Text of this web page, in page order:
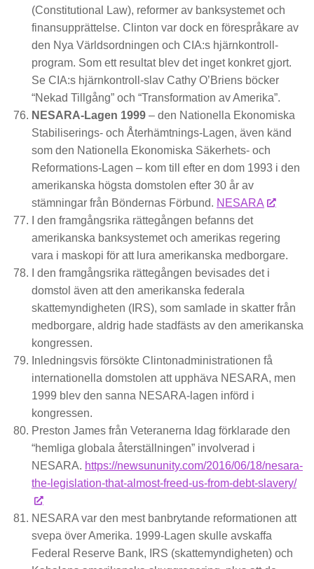
(Constitutional Law), reformer av banksystemet och
finansupprättelse. Clinton var dock en förespråkare av
den Nya Världsordningen och CIA:s hjärnkontroll-
program. Som ett resultat blev det inget konkret gjort.
Se CIA:s hjärnkontroll-slav Cathy O’Briens böcker
“Nekad Tillgång” och “Transformation av Amerika”.
NESARA-Lagen 1999 – den Nationella Ekonomiska
Stabiliserings- och Återhämtnings-Lagen, även känd
som den Nationella Ekonomiska Säkerhets- och
Reformations-Lagen – kom till efter en dom 1993 i den
amerikanska högsta domstolen efter 30 år av
stämningar från Böndernas Förbund. NESARA
I den framgångsrika rättegången befanns det
amerikanska banksystemet och amerikas regering
vara i maskopi för att lura amerikanska medborgare.
I den framgångsrika rättegången bevisades det i
domstol även att den amerikanska federala
skattemyndigheten (IRS), som samlade in skatter från
medborgare, aldrig hade stadfästs av den amerikanska
kongressen.
Inledningsvis försökte Clintonadministrationen få
internationella domstolen att upphäva NESARA, men
1999 blev den sanna NESARA-lagen införd i
kongressen.
Preston James från Veteranerna Idag förklarade den
“hemliga globala återställningen” involverad i
NESARA. https://newsununity.com/2016/06/18/nesara-
the-legislation-that-almost-freed-us-from-debt-slavery/
NESARA var den mest banbrytande reformationen att
svepa över Amerika. 1999-Lagen skulle avskaffa
Federal Reserve Bank, IRS (skattemyndigheten) och